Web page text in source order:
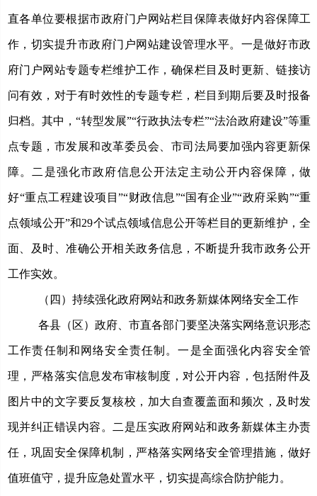
直各单位要根据市政府门户网站栏目 保障表做好内容保障工
作，切实提升市政府门户网站建设管理水平。 一是做好市政
府门户网站专题专栏维护工作， 确保栏目及时更新、链接访
问有效，对于有时效性的专题专栏，栏目到期后要及时报备
归档。其中，“转型发展”“行政执法专栏”“法治政府建设”等重
点专题， 市发展和改革委员会、市司法局要加强内容更新保
障。二是强化市政府信息公开法定主动公开内容保障，做
好“重点工程建设项目”“财政信息”“国有企业”“政府采购”“重
点领域公开”和29个试点领域信息公开等栏目的更新维护，全
面、及时、准确公开相关政务信息，不断提升我市政务公开
工作实效。
（四）持续强化政府网站和政务新媒体网络安全工作
各县（区）政府、市直各部门要坚决落实网络意识形态
工作责任制和网络安全责任制。一是全面强化内容安全管
理，严格落实信息发布审核制度，对公开内容，包括附件及
图片中的文字要反复核校，加大自查覆盖面和频次，及时发
现并纠正错误内容。二是压实政府网站和政务新媒体主办责
任， 巩固安全保障机制， 严格落实网络安全管理措施，做好
值班值守，提升应急处置水平，切实提高综合防护能力 。